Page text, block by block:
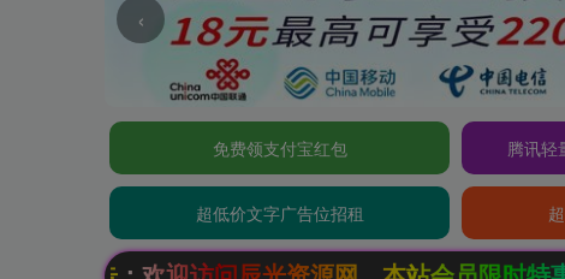
‹
免费领支付宝红包 腾讯轻
超低价文字广告位招租